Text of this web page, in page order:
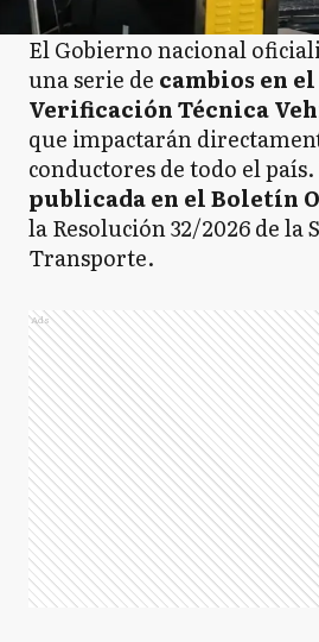
El Gobierno nacional
una serie de cambios en
Verificación Técnica
que impactarán
conductores de todo el país.
publicada en el Boletín
la Resolución 32/2026 de la
Transporte.
Ads